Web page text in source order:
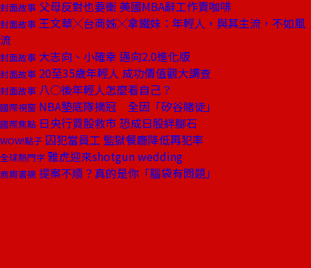
封面故事 父母反對也要衝 美國MBA辭工作賣咖啡
封面故事 王文華╳台商姊╳拿鐵妹：年輕人，與其主流，不如風
流
封面故事 大志向、小確幸 邁向2.0進化版
封面故事 20至35歲年輕人 成功價值觀大調查
封面故事 八○後年輕人怎麼看自己？
國際視窗 NBA墊底隊摘冠 全因「矽谷賭徒」
國際焦點 日央行買股救市 恐成日股絆腳石
WOW!點子 囚犯當員工 監獄餐廳降低再犯率
全球熱門字 雅虎迎來shotgun wedding
商周書摘 提案不順？真的是你「腦袋有問題」